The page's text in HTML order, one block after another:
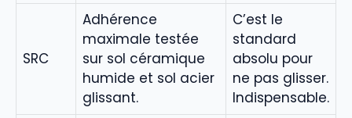
SRC
Adhérence
maximale testée
sur sol céramique
humide et sol acier
glissant.
C’est le
standard
absolu pour
ne pas glisser.
Indispensable.